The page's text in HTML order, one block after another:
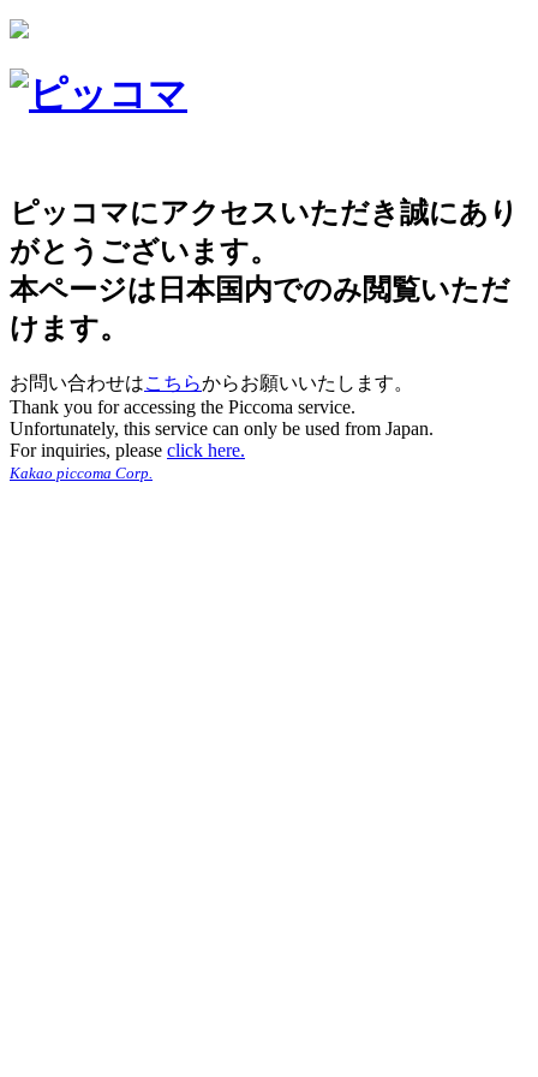
ピッコマにアクセスいただき誠にあり
がとうございます。
本ページは日本国内でのみ閲覧いただ
けます。
お問い合わせはこちらからお願いいたします。
Thank you for accessing the Piccoma service.
Unfortunately, this service can only be used from Japan.
For inquiries, please click here.
Kakao piccoma Corp.